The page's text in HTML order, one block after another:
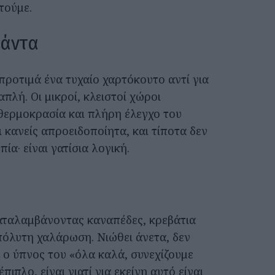
ένα τυχαίο χαρτόκουτο αντί για
Οι μικροί, κλειστοί χώροι
και πλήρη έλεγχο του
απροειδοποίητα, και τίποτα δεν
είναι γατίσια λογική.
καναπέδες, κρεβάτια
χαλάρωση. Νιώθει άνετα, δεν
ο ύπνος του «όλα καλά, συνεχίζουμε
είναι γιατί για εκείνη αυτό είναι